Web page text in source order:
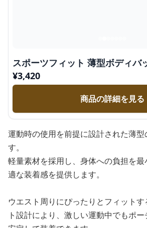
スポーツフィット 薄型ボディバ
¥3,420
商品の詳細を見る
運動時の使用を前提に設計された薄
す。
軽量素材を採用し、身体への負担を
適な装着感を提供します。
ウエスト周りにぴったりとフィット
ト設計により、激しい運動中でもポ